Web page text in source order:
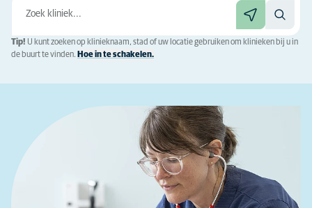
Tip! U kunt zoeken op klinieknaam, stad of uw locatie gebruiken om klinieken bij u in
de buurt te vinden. Hoe in te schakelen.